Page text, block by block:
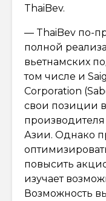
ThaiBev.
— ThaiBev по-
полной
вьетнамских
том числе и
Corporation
свои позиции
Азии. Однако
повысить
изучает
Возможность